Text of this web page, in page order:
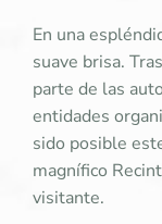
En una
suave brisa.
parte de las
entidades
sido posible
magnífico
visitante.